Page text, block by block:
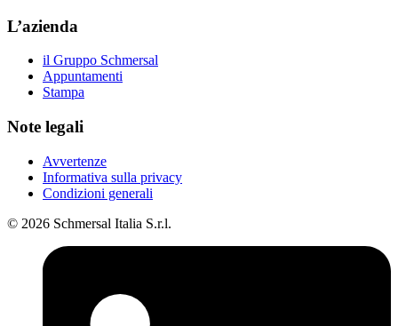
L’azienda
il Gruppo Schmersal
Appuntamenti
Stampa
Note legali
Avvertenze
Informativa sulla privacy
Condizioni generali
© 2026 Schmersal Italia S.r.l.